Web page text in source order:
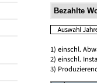
1) einschl.
2) einschl.
3)